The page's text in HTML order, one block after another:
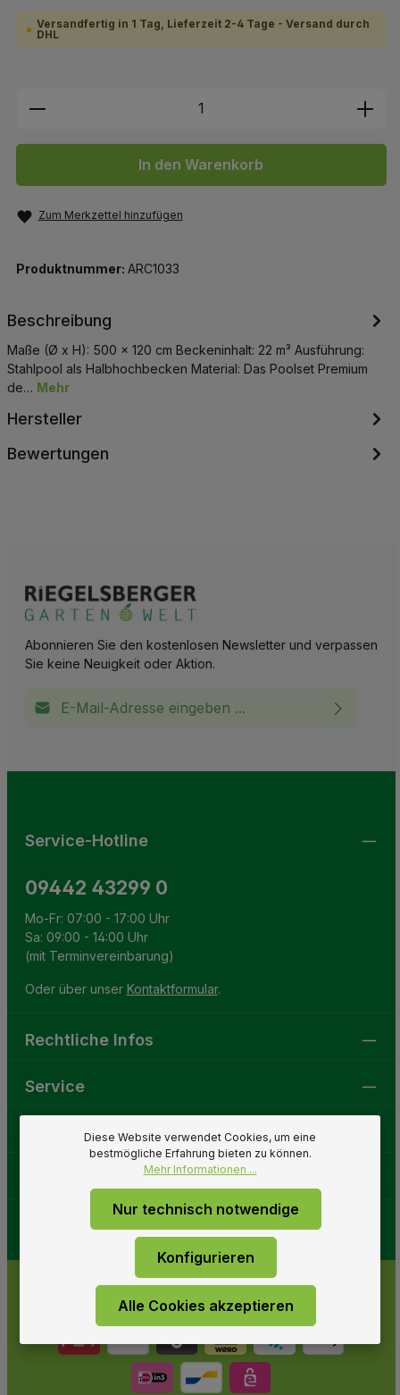
Versandfertig in 1 Tag, Lieferzeit 2-4 Tage - Versand durch
DHL
Produkt Anzahl: Gib den
In den Warenkorb
Zum Merkzettel hinzufügen
Produktnummer: ARC1033
Beschreibung
Maße (Ø x H): 500 x 120 cm Beckeninhalt: 22 m³ Ausführung:
Stahlpool als Halbhochbecken Material: Das Poolset Premium
de… Mehr
Hersteller
Bewertungen
Abonnieren Sie den kostenlosen Newsletter und verpassen
Sie keine Neuigkeit oder Aktion.
Service-Hotline
09442 43299 0
Mo-Fr: 07:00 - 17:00 Uhr
Sa: 09:00 - 14:00 Uhr
(mit Terminvereinbarung)
Oder über unser Kontaktformular.
Rechtliche Infos
Service
GartenweltDiese Website verwendet Cookies, um eine
bestmögliche Erfahrung bieten zu können.
Mehr Informationen ...
Nur technisch notwendige
Konfigurieren
Alle Cookies akzeptieren